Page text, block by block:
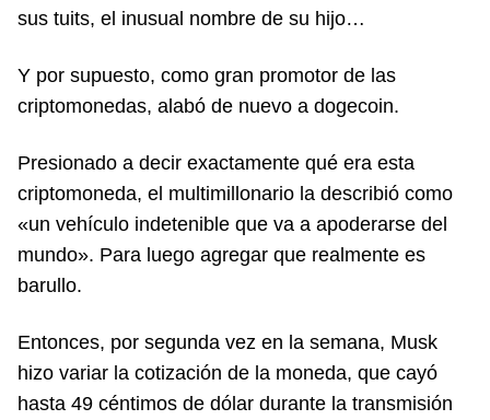
sus tuits, el inusual nombre de su hijo…
Y por supuesto, como gran promotor de las
criptomonedas, alabó de nuevo a dogecoin.
Presionado a decir exactamente qué era esta
criptomoneda, el multimillonario la describió como
«un vehículo indetenible que va a apoderarse del
mundo». Para luego agregar que realmente es
barullo.
Entonces, por segunda vez en la semana, Musk
hizo variar la cotización de la moneda, que cayó
hasta 49 céntimos de dólar durante la transmisión